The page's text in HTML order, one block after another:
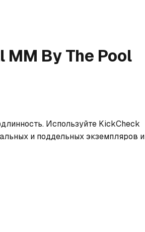
By The Pool
Используйте KickCheck
и поддельных экземпляров и